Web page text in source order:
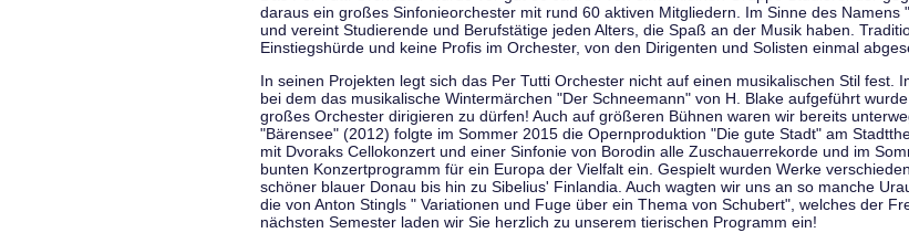
daraus ein großes Sinfonieorchester mit rund 60 aktiven Mitgliedern. Im Sinne des
und vereint Studierende und Berufstätige jeden Alters, die Spaß an der Musik haben.
Einstiegshürde und keine Profis im Orchester, von den Dirigenten und Solisten einmal
In seinen Projekten legt sich das Per Tutti Orchester nicht auf einen musikalischen Stil fest.
bei dem das musikalische Wintermärchen "Der Schneemann" von H. Blake aufgeführt
großes Orchester dirigieren zu dürfen! Auch auf größeren Bühnen waren wir bereits
"Bärensee" (2012) folgte im Sommer 2015 die Opernproduktion "Die gute Stadt" am
mit Dvoraks Cellokonzert und einer Sinfonie von Borodin alle Zuschauerrekorde und im
bunten Konzertprogramm für ein Europa der Vielfalt ein. Gespielt wurden Werke
schöner blauer Donau bis hin zu Sibelius' Finlandia. Auch wagten wir uns an so manche
die von Anton Stingls " Variationen und Fuge über ein Thema von Schubert", welches der
nächsten Semester laden wir Sie herzlich zu unserem tierischen Programm ein!